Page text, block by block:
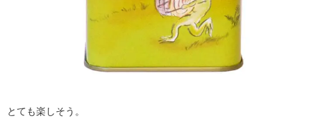
とても楽しそう。